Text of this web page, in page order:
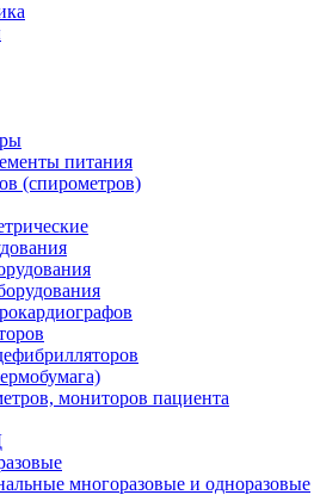
питания
(спирометров)
мониторов пациента
многоразовые и одноразовые